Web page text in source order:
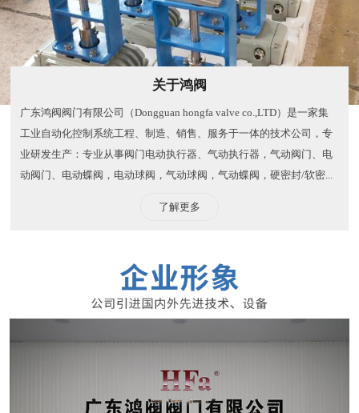
关于鸿阀
广东鸿阀阀门有限公司（Dongguan hongfa valve co.,LTD）是一家集
工业自动化控制系统工程、制造、销售、服务于一体的技术公司，专
业研发生产：专业从事阀门电动执行器、气动执行器，气动阀门、电
动阀门、电动蝶阀，电动球阀，气动球阀，气动蝶阀，硬密封/软密...
了解更多